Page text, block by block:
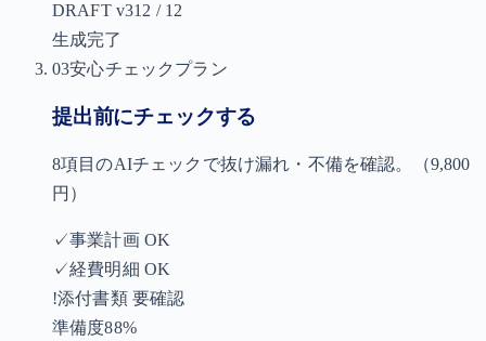
DRAFT v312 / 12
生成完了
03安心チェックプラン
提出前にチェックする
8項目のAIチェックで抜け漏れ・不備を確認。
（9,800
円）
✓事業計画 OK
✓経費明細 OK
!添付書類 要確認
準備度88%